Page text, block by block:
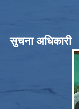
सुचना अधिकारी